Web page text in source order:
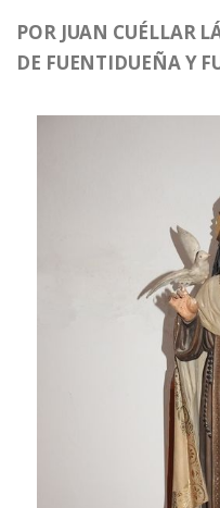
POR JUAN CUÉLLAR
DE FUENTIDUEÑA Y